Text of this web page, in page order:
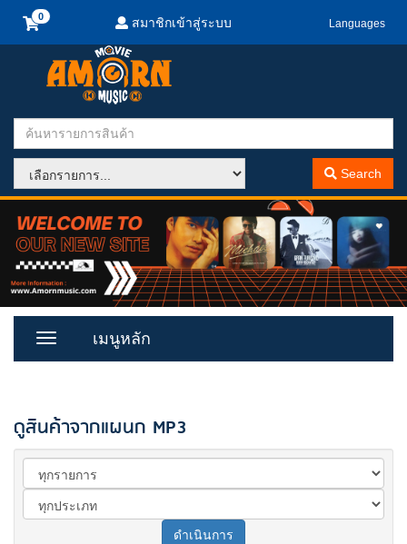
สมาชิกเข้าสู่ระบบ Languages
Search
Toggle
เมนูหลัก
ดูสินค้าจากแผนก MP3
ดำเนินการ